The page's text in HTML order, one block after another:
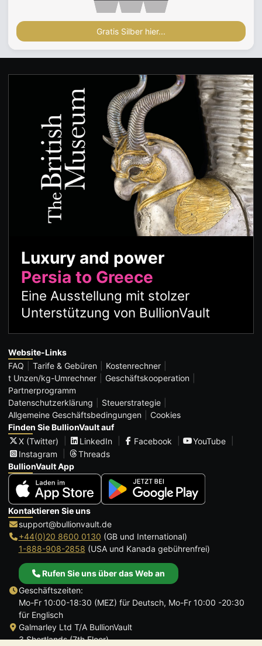
Gratis Silber hier...
Luxury and power
Persia to Greece
Eine Ausstellung mit stolzer
Unterstützung von BullionVault
Website-Links
FAQ
Tarife & Gebüren
Kostenrechner
t Unzen/kg-Umrechner
Geschäftskooperation
Partnerprogramm
Datenschutzerklärung
Steuerstrategie
Allgemeine Geschäftsbedingungen
Cookies
Finden Sie BullionVault auf
X (Twitter)
LinkedIn Facebook
YouTube
Instagram
Threads
BullionVault App
Kontaktieren Sie uns
support@bullionvault.de
+44(0)20 8600 0130 (GB und International)
1-888-908-2858 (USA und Kanada gebührenfrei)
Rufen Sie uns über das Web an
Geschäftszeiten:
Mo-Fr 10:00-18:30 (MEZ) für Deutsch, Mo-Fr 10:00 -20:30
für Englisch
Galmarley Ltd T/A BullionVault
3 Shortlands (7th Floor)